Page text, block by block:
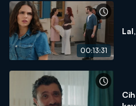
00:13:31